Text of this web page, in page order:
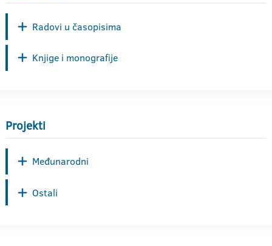
Radovi u časopisima
Knjige i monografije
Projekti
Međunarodni
Ostali